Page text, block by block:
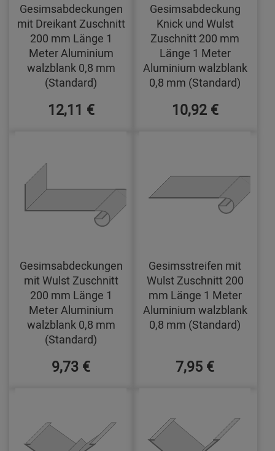
Gesimsabdeckungen
mit Dreikant Zuschnitt
200 mm Länge 1
Meter Aluminium
walzblank 0,8 mm
(Standard)
12,11 €
Gesimsabdeckung
Knick und Wulst
Zuschnitt 200 mm
Länge 1 Meter
Aluminium walzblank
0,8 mm (Standard)
10,92 €
Gesimsabdeckungen
mit Wulst Zuschnitt
200 mm Länge 1
Meter Aluminium
walzblank 0,8 mm
(Standard)
9,73 €
Gesimsstreifen mit
Wulst Zuschnitt 200
mm Länge 1 Meter
Aluminium walzblank
0,8 mm (Standard)
7,95 €